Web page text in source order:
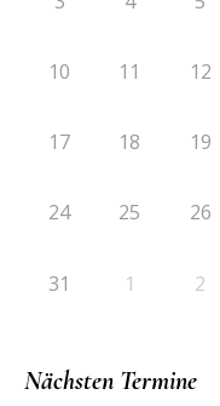
10 11 12
17 18 19
24 25 26
31 1 2
Nächsten Termine